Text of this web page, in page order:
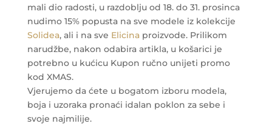
mali dio radosti, u razdoblju od 18. do 31. prosinca
nudimo 15% popusta na sve modele iz kolekcije
Solidea, ali i na sve Elicinaproizvode. Prilikom
narudžbe, nakon odabira artikla, u košarici je
potrebno u kućicu Kupon ručno unijeti promo
kod XMAS.
Vjerujemo da ćete u bogatom izboru modela,
boja i uzoraka pronaći idalan poklon za sebe i
svoje najmilije.